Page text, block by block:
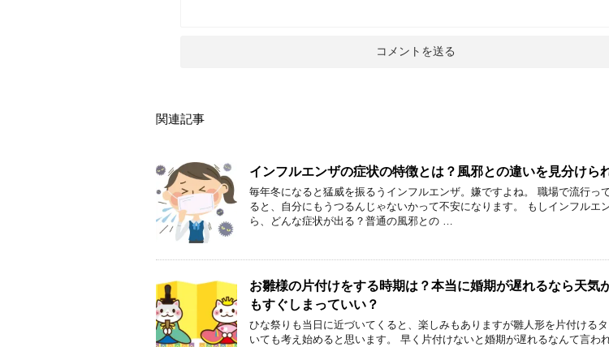
関連記事
インフルエンザの症状の特徴とは？風邪との違いを見分けら
毎年冬になると猛威を振るうインフルエンザ。嫌ですよね。 職場で流行っ
ると、自分にもうつるんじゃないかって不安になります。 もしインフルエ
ら、どんな症状が出る？普通の風邪との …
お雛様の片付けをする時期は？本当に婚期が遅れるなら天気
もすぐしまっていい？
ひな祭りも当日に近づいてくると、楽しみもありますが雛人形を片付ける
いても考え始めると思います。 早く片付けないと婚期が遅れるなんて言わ